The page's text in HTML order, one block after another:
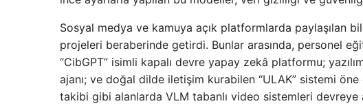
Sosyal medya ve kamuya açık platformlarda paylaşılan
projeleri beraberinde getirdi. Bunlar arasında, personel
“CibGPT” isimli kapalı devre yapay zekâ platformu;
ajanı; ve doğal dilde iletişim kurabilen “ULAK” sistemi
takibi gibi alanlarda VLM tabanlı video sistemleri devreye